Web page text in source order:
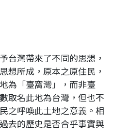
台灣帶來了不同的思想，
想所成，原本之原住民，
為「臺窩灣」，而非臺
取名此地為台灣，但也不
之呼喚此土地之意義。相
去的歷史是否合乎事實與